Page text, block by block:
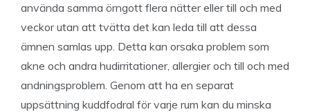
använda samma örngott flera nätter eller till och med
veckor utan att tvätta det kan leda till att dessa
ämnen samlas upp. Detta kan orsaka problem som
akne och andra hudirritationer, allergier och till och med
andningsproblem. Genom att ha en separat
uppsättning kuddfodral för varje rum kan du minska